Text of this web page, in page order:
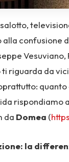
confusione
riguarda da
rispondiamo
da Domea (
la